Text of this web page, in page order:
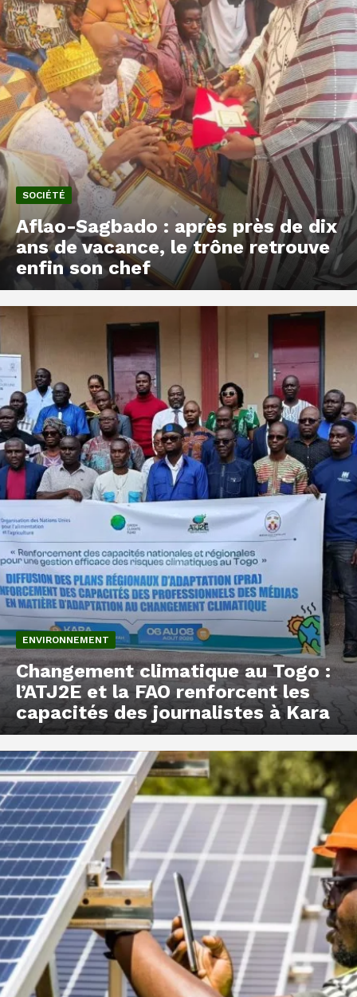
SOCIÉTÉ
Aflao-Sagbado : après près de dix
ans de vacance, le trône retrouve
enfin son chef
ENVIRONNEMENT
Changement climatique au Togo :
l’ATJ2E et la FAO renforcent les
capacités des journalistes à Kara